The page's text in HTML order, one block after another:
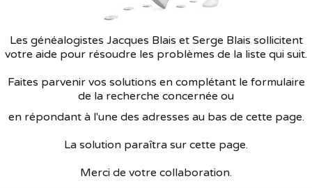
Liens▼
TNG
Les généalogistes Jacques Blais et Serge Blais sollicitent
votre aide pour résoudre les problèmes de la liste qui suit.
Faites parvenir vos solutions en complétant le formulaire
de la recherche concernée ou
en répondant à l'une des adresses au bas de cette page.
La solution paraîtra sur cette page.
Merci de votre collaboration.